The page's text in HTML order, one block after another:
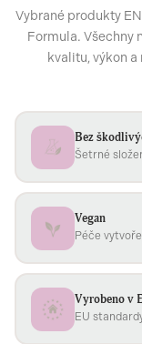
Vybrané produkty
Formula. Všechny
kvalitu, výkon
Bez
Šetrné
Vegan
Péče
Vyrobeno v
EU